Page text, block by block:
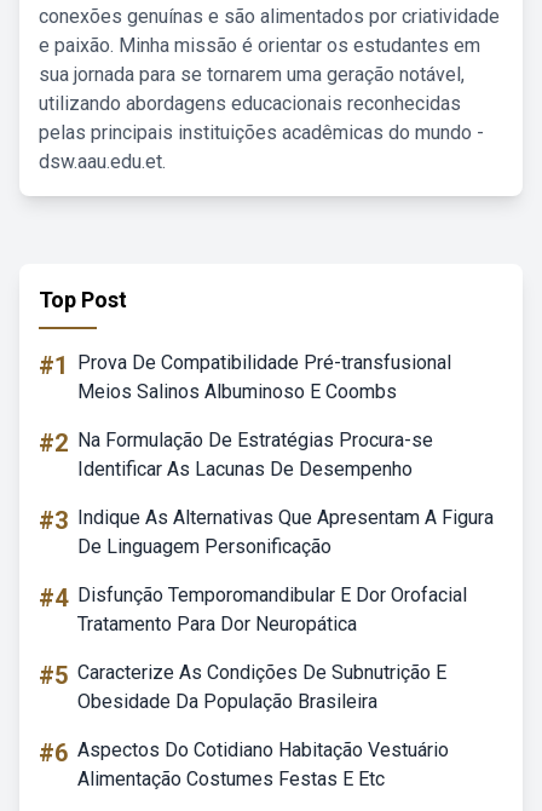
conexões genuínas e são alimentados por criatividade
e paixão. Minha missão é orientar os estudantes em
sua jornada para se tornarem uma geração notável,
utilizando abordagens educacionais reconhecidas
pelas principais instituições acadêmicas do mundo -
dsw.aau.edu.et.
Top Post
#1
Prova De Compatibilidade Pré-transfusional
Meios Salinos Albuminoso E Coombs
#2 Na Formulação De Estratégias Procura-se
Identificar As Lacunas De Desempenho
#3 Indique As Alternativas Que Apresentam A Figura
De Linguagem Personificação
#4 Disfunção Temporomandibular E Dor Orofacial
Tratamento Para Dor Neuropática
#5 Caracterize As Condições De Subnutrição E
Obesidade Da População Brasileira
#6 Aspectos Do Cotidiano Habitação Vestuário
Alimentação Costumes Festas E Etc